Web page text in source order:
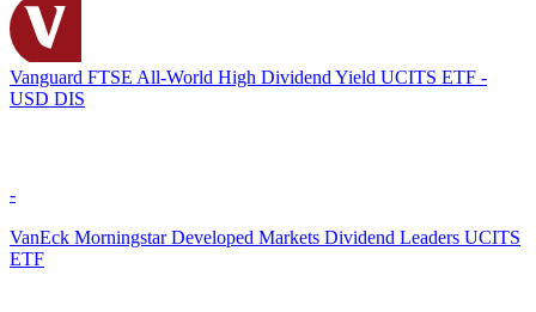
Vanguard FTSE All-World High Dividend Yield UCITS ETF -
USD DIS
-
VanEck Morningstar Developed Markets Dividend Leaders UCITS
ETF